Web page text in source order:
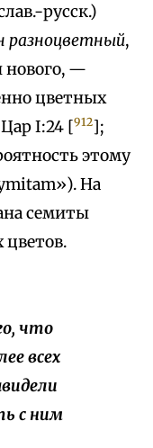
русск.)
разноцветный,
нового, —
цветных
I:24 [912];
этому
На
семиты
что
всех
с ним